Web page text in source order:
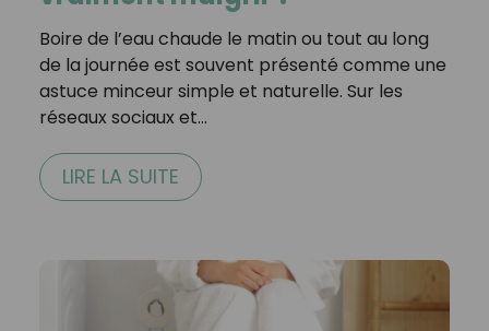
Boire de l’eau chaude le matin ou tout au long
de la journée est souvent présenté comme une
astuce minceur simple et naturelle. Sur les
réseaux sociaux et…
LIRE LA SUITE